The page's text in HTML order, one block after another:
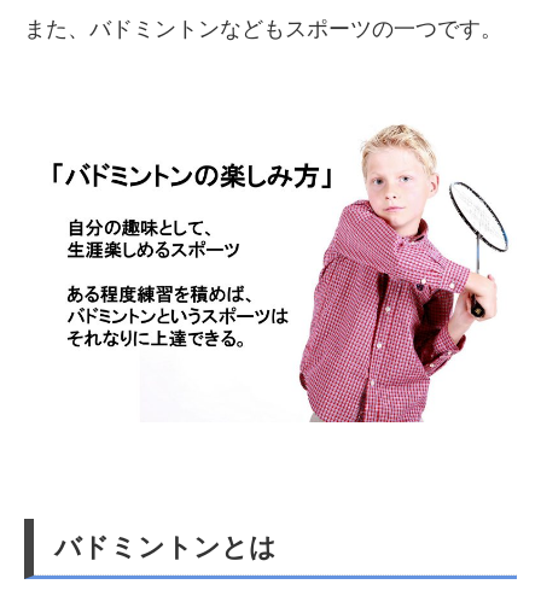
また、バドミントンなどもスポーツの一つです。
バドミントンとは